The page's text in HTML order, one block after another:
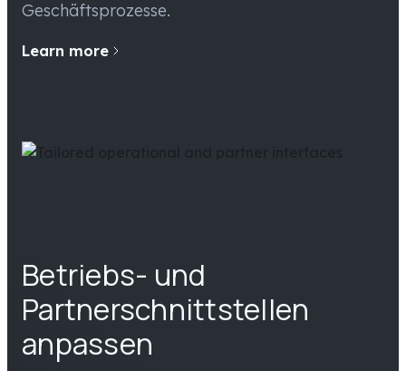
Geschäftsprozesse.
Learn more
Betriebs- und
Partnerschnittstellen
anpassen